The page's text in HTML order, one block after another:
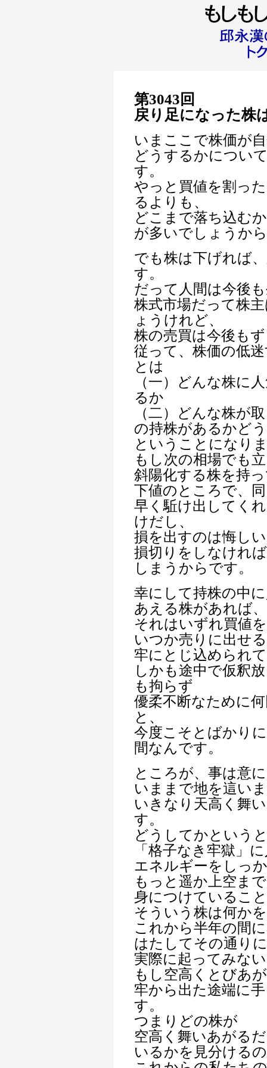
第3043回
戻り足になった株
いまここで株価が
どうするかについ
す。
やっと買値を割っ
るよりも、
どこまで落ち込む
が多いでしょうか
でも株は下げれば
す。
だって人間は今後
株式市場だって株
ょうけれど、
株の売買は今後も
従って、株価の低
とは
（一）どんな株に
るか
（二）どんな株が
の持株があるかど
ということになり
もし次の相場でも
斜陽化する株を持
下値のところで、
早く駈け出してく
けだし、
損を出すのは悔し
損切りをしなけれ
しまうからです。
幸にして持株の中
あえる株があれば、
それはいずれ買値
いつか売りに出せ
牢にとじ込められ
しかも途中で仮釈
も拘らず
優柔不断なために
と、
今度こそとばかり
間なんです。
ところが、事は意
いままで地を這い
いきなり天高く舞
す。
どうしてかという
「格子なき牢獄」
エネルギーをしっ
もっと遥か上空ま
身につけているこ
そういう株は何か
これから半年の間
はたしてその通り
実際に起ってみな
もし空高くとびあ
牢から出た途端に
す。
つまりどの株が
空高く舞いあがる
いるかを見分ける